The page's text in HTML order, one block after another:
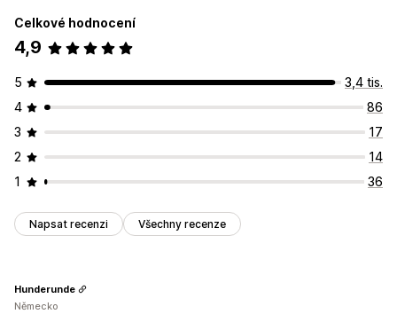
Celkové hodnocení
4,9
5
3,4 tis.
4
86
3
17
2
14
1
36
Napsat recenzi Všechny recenze
Hunderunde
Německo